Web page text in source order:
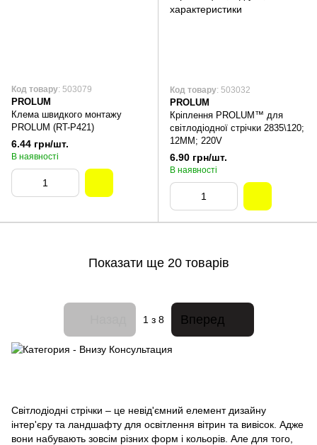
Код товару: 503079
PROLUM
Клема швидкого монтажу
PROLUM (RT-P421)
6.44 грн/шт.
В наявності
Код товару: 503032
PROLUM
Кріплення PROLUM™ для
світлодіодної стрічки 2835\120;
12ММ; 220V
6.90 грн/шт.
В наявності
Показати ще 20 товарів
1з 8 Вперед
Світлодіодні стрічки – це невід'ємний елемент дизайну
інтер'єру та ландшафту для освітлення вітрин та вивісок. Адже
вони набувають зовсім різних форм і кольорів. Але для того,